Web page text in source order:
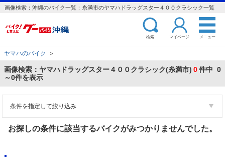
画像検索：沖縄のバイク一覧：糸満市のヤマハドラッグスター４００クラシック一覧
検索 マイページ メニュー
ヤマハのバイク ＞
画像検索：ヤマハドラッグスター４００クラシック(糸満市) 0件中 0
～0件を表示
条件を指定して絞り込み
お探しの条件に該当するバイクがみつかりませんでした。